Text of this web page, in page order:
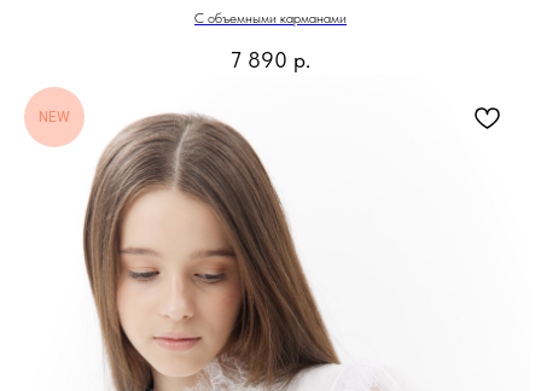
С объемными карманами
7 890 р.
NEW